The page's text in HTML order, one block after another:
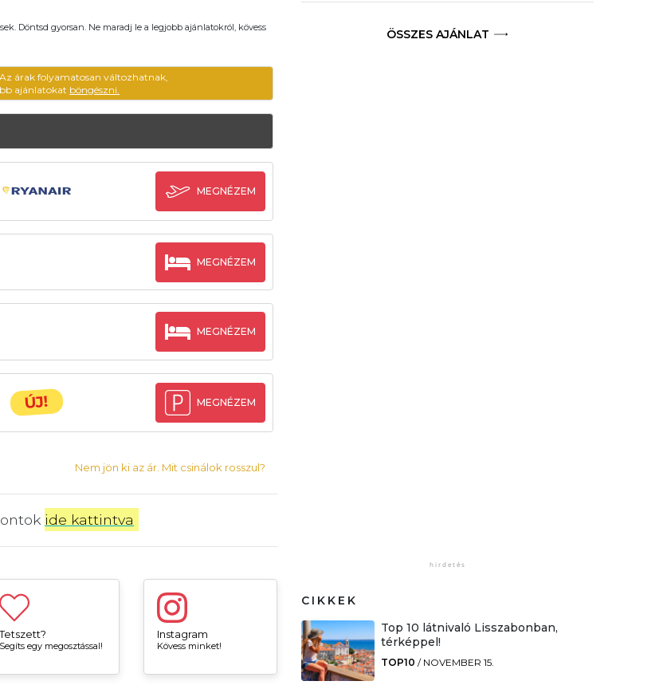
Döntsd gyorsan. Ne maradj le a legjobb ajánlatokról, kövess
árak folyamatosan változhatnak,
ajánlatokat böngészni.
MEGNÉZEM
MEGNÉZEM
MEGNÉZEM
ÚJ! MEGNÉZEM
Nem jön ki az ár. Mit csinálok rosszul?
ide kattintva
Segíts egy megosztással!
Instagram
Kövess minket!
ÖSSZES AJÁNLAT
CIKKEK
Top 10 látnivaló Lisszabonban,
térképpel!
TOP10 / NOVEMBER 15.